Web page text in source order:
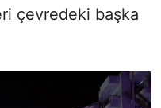
çevredeki başka